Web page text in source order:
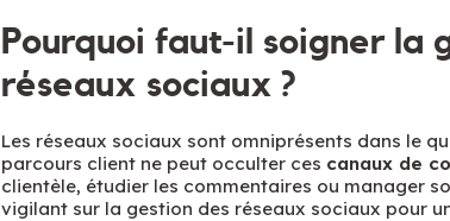
Pourquoi faut-il soigner la
réseaux sociaux ?
Les réseaux sociaux sont omniprésents dans le
parcours client ne peut occulter ces canaux de
clientèle, étudier les commentaires ou manager
vigilant sur la gestion des réseaux sociaux pour